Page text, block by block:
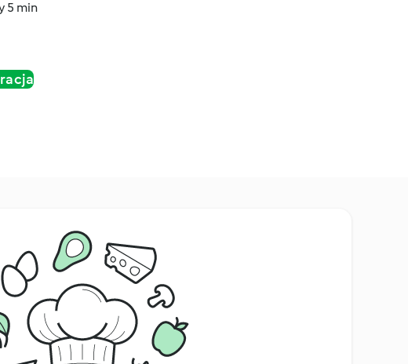
5 min